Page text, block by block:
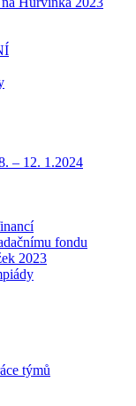
– 12. 1.2024
fondu
2023
týmů